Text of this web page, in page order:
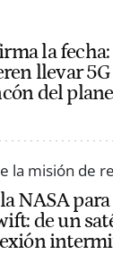
la
llevar
del
NASA
de un